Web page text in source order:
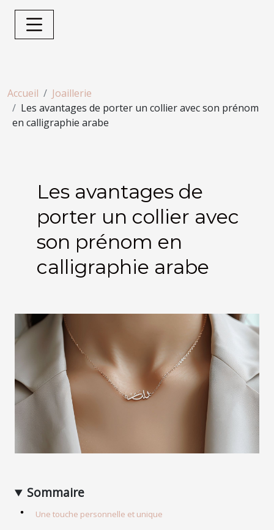
Accueil
Joaillerie
Les avantages de porter un collier avec son prénom
en calligraphie arabe
Les avantages de
porter un collier avec
son prénom en
calligraphie arabe
Sommaire
Une touche personnelle et unique